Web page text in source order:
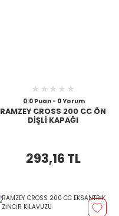
0.0 Puan - 0 Yorum
RAMZEY CROSS 200 CC ÖN
DİŞLİ KAPAĞI
293,16 TL